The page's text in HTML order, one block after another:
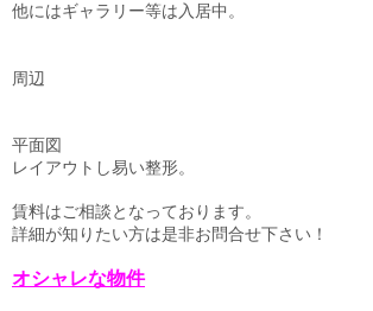
他にはギャラリー等は入居中。
周辺
平面図
レイアウトし易い整形。
賃料はご相談となっております。
詳細が知りたい方は是非お問合せ下さい！
オシャレな物件